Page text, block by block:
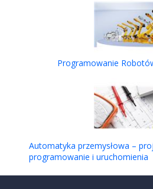
Programowanie
Automatyka przemysłowa –
programowanie i uruchomienia